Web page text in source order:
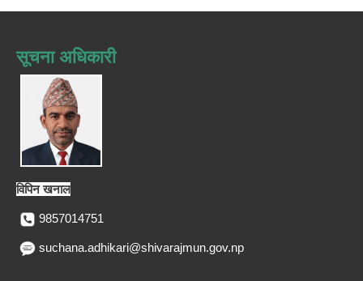
सूचना अधिकारी
विपिन खनाल
9857014751
suchana.adhikari@shivarajmun.gov.np